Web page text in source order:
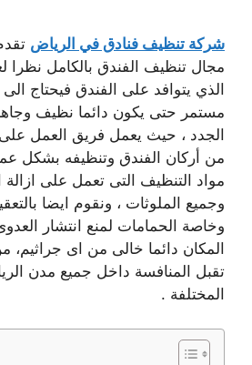
شركة تنظيف فنادق في الرياض
مجال تنظيف الفندق بالكامل نظرا
الذي يتوافد على الفندق فيحتاج
مستمر حتى يكون دائما نظيف
الجدد ، حيث يعمل فريق العمل
من أركان الفندق وتنظيفه بشكل
مواد التنظيف التى تعمل على ازالة
وجميع الملوثات ، ونقوم ايضا
وخاصة الحمامات لمنع انتشار
المكان دائما خالى من اى جراثيم،
تقبل المنافسة داخل جميع مدن
المختلفة .